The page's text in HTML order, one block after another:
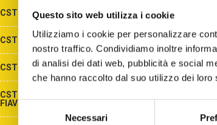
Questo sito web utilizza i cookie
Utilizziamo i cookie per personalizzare
nostro traffico. Condividiamo inoltre
di analisi dei dati web, pubblicità e social
che hanno raccolto dal suo utilizzo dei loro
Necessari
CST REGGIO EMILIA
CST RIMINI
CST ALBERGHI DI RIMINI
CST AGENZIE DI VIAGGIO -
FIAVET